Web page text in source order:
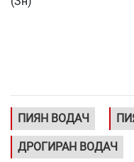
ПИЯН ВОДАЧ
ДРОГИРАН ВОДАЧ